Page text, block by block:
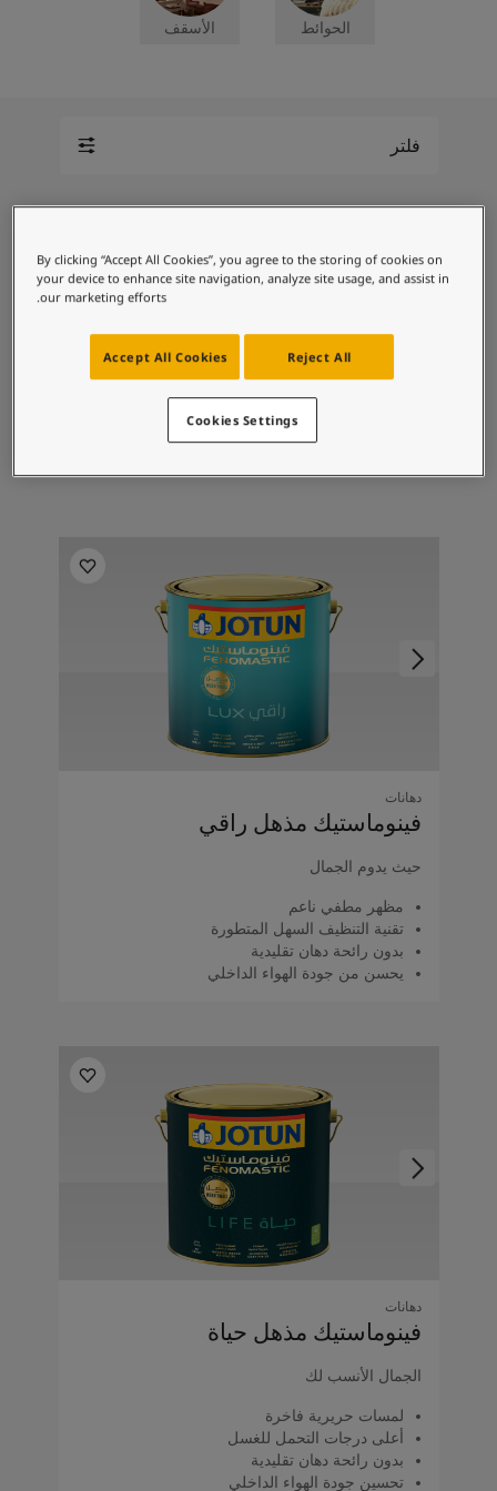
مستندات المنتجات
أحجز خدمات الدهان
شركة كبرى
الحوائط الأسقف
فلتر
لقد قمت بتحديد: تغيير اللون
اوشين أير
دهانات
فينوماستيك مذهل راقي
حيث يدوم الجمال
مظهر مطفي ناعم
تقنية التنظيف السهل المتطورة
بدون رائحة دهان تقليدية
يحسن من جودة الهواء الداخلي
دهانات
فينوماستيك مذهل حياة
الجمال الأنسب لك
لمسات حريرية فاخرة
أعلى درجات التحمل للغسل
بدون رائحة دهان تقليدية
تحسين جودة الهواء الداخلي
By clicking “Accept All Cookies”, you agree to the storing of cookies on
your device to enhance site navigation, analyze site usage, and assist in
our marketing efforts.
Reject All
Accept All Cookies
Cookies Settings